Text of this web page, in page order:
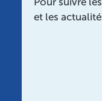
et les